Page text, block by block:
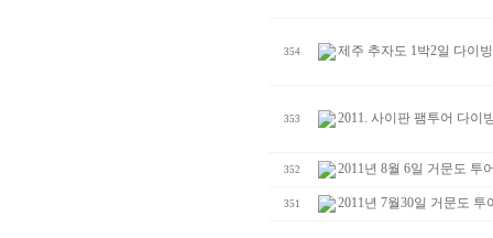
354 제주 추자도 1박2일 다이
353 2011. 사이판 팸투어 다이
352 2011년 8월 6일 거문도 투
351 2011년 7월30일 거문도 투